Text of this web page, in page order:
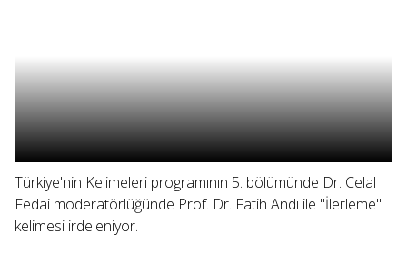
Türkiye'nin Kelimeleri programının 5. bölümünde Dr. Celal
Fedai moderatörlüğünde Prof. Dr. Fatih Andı ile "İlerleme"
kelimesi irdeleniyor.